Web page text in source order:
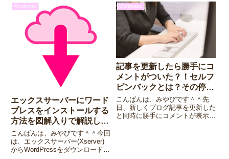
図解入りで解説してみます。グロ
ーバルメニュー(ヘッダーナビ)っ
てどんなもの？グローバルメニュ
ー(ヘッダーナビ...
す。独自ドメインといえば、お名
前.comやエックスドメインもあ
りますが、今回は私が日頃使用し
ているムームードメインを使っ...
Wordpress
エックスサーバーにワード
プレスをインストールする
方法を図解入りで解説しま
した♪
こんばんは、みやびです＾＾今回
は、エックスサーバー(Xserver)
からWordPressをダウンロードす
Wordpress
記事を更新したら勝手にコ
メントがついた？！セルフ
ピンバックとは？その停止
方法を図解入りで解説しま
す♪
こんばんは、みやびです＾＾先
日、新しくブログ記事を更新した
と同時に勝手にコメントが表示さ